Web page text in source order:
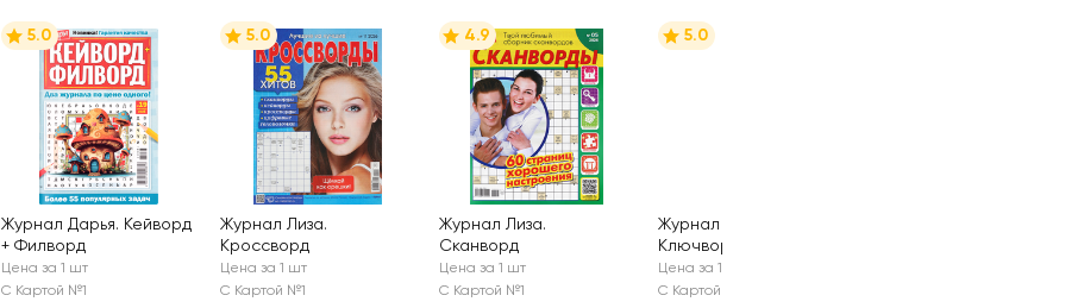
5.0
Журнал Дарья. Кейворд
+ Филворд
Цена за 1 шт
С Картой №1
5.0
Журнал Лиза.
Кроссворд
Цена за 1 шт
С Картой №1
4.9
Журнал Лиза.
Сканворд
Цена за 1 шт
С Картой №1
5.0
Журнал Лиза.
Ключворды
Цена за 1 шт
С Картой №1